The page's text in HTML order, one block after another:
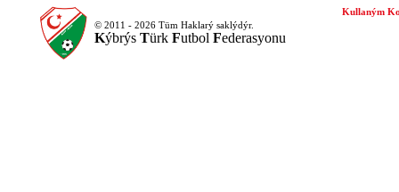
© 2011 - 2026 Tüm Haklarý saklýdýr.
Kýbrýs Türk Futbol Federasyonu
Kullaným